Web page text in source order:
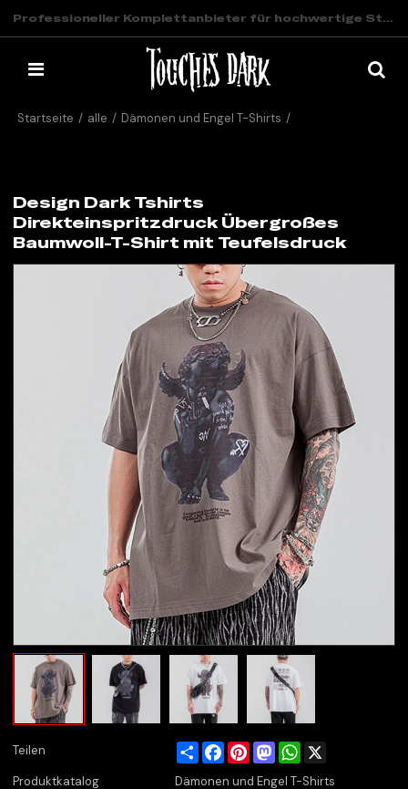
Professioneller Komplettanbieter für hochwertige Streetwear
Startseite / alle / Dämonen und Engel T-Shirts /
Design Dark Tshirts
Direkteinspritzdruck Übergroßes
Baumwoll-T-Shirt mit Teufelsdruck
Teilen ShareFacebook
PinterestMastodonWhatsApp
Produktkatalog
Dämonen und Engel T-Shirts